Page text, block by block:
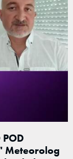
Meteorolog